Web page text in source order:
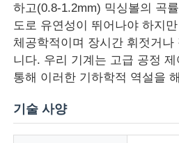
하고(0.8-1.2mm) 믹싱볼의 곡
도로 유연성이 뛰어나야 하지
체공학적이며 장시간 휘젓거
니다. 우리 기계는 고급 공정
통해 이러한 기하학적 역설을
기술 사양